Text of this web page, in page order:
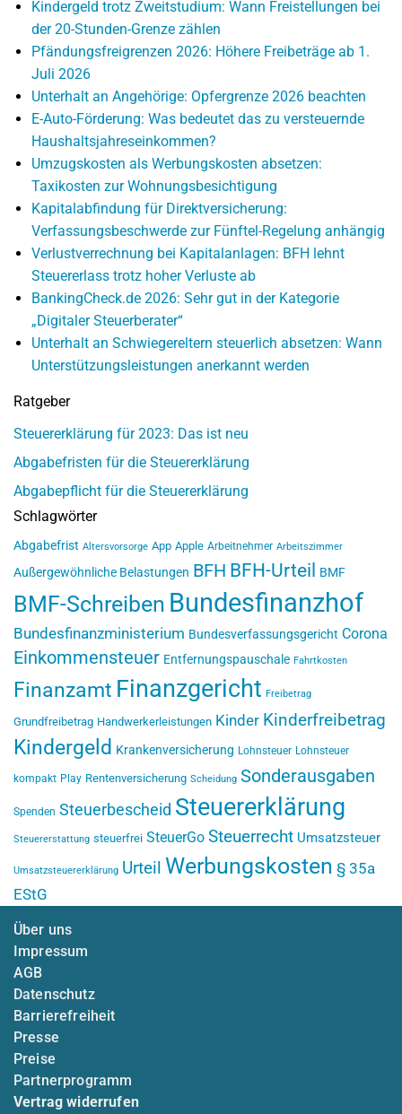
Kindergeld trotz Zweitstudium: Wann Freistellungen bei
der 20-Stunden-Grenze zählen
Pfändungsfreigrenzen 2026: Höhere Freibeträge ab 1.
Juli 2026
Unterhalt an Angehörige: Opfergrenze 2026 beachten
E-Auto-Förderung: Was bedeutet das zu versteuernde
Haushaltsjahreseinkommen?
Umzugskosten als Werbungskosten absetzen:
Taxikosten zur Wohnungsbesichtigung
Kapitalabfindung für Direktversicherung:
Verfassungsbeschwerde zur Fünftel-Regelung anhängig
Verlustverrechnung bei Kapitalanlagen: BFH lehnt
Steuererlass trotz hoher Verluste ab
BankingCheck.de 2026: Sehr gut in der Kategorie
„Digitaler Steuerberater“
Unterhalt an Schwiegereltern steuerlich absetzen: Wann
Unterstützungsleistungen anerkannt werden
Ratgeber
Steuererklärung für 2023: Das ist neu
Abgabefristen für die Steuererklärung
Abgabepflicht für die Steuererklärung
Schlagwörter
Abgabefrist Altersvorsorge App Apple Arbeitnehmer Arbeitszimmer
Außergewöhnliche Belastungen BFH BFH-Urteil BMF
BMF-Schreiben Bundesfinanzhof
Bundesfinanzministerium Bundesverfassungsgericht Corona
Einkommensteuer Entfernungspauschale Fahrtkosten
Finanzamt Finanzgericht Freibetrag
Grundfreibetrag Handwerkerleistungen Kinder Kinderfreibetrag
Kindergeld Krankenversicherung Lohnsteuer Lohnsteuer
kompakt Play Rentenversicherung Scheidung Sonderausgaben
Spenden Steuerbescheid Steuererklärung
Steuererstattung steuerfrei SteuerGo Steuerrecht Umsatzsteuer
Umsatzsteuererklärung Urteil Werbungskosten § 35a
EStG
Über uns
Impressum
AGB
Datenschutz
Barrierefreiheit
Presse
Preise
Partnerprogramm
Vertrag widerrufen